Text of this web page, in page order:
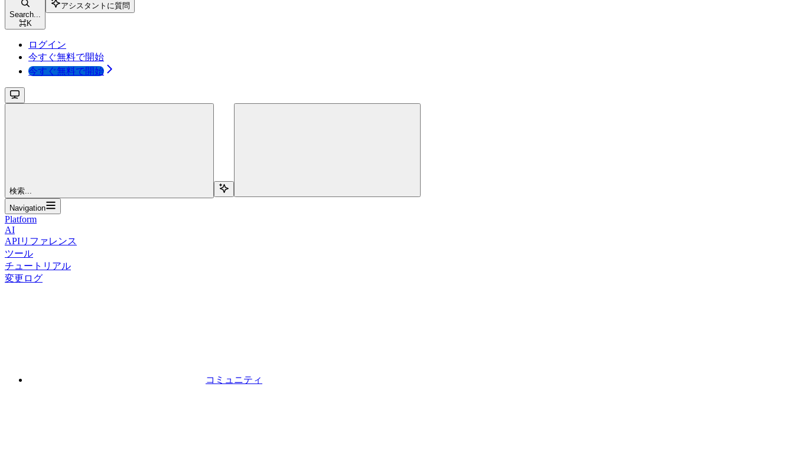
Search...
⌘K
アシスタントに質問
ログイン
今すぐ無料で開始
今すぐ無料で開始
検索...
Navigation
Platform
AI
APIリファレンス
ツール
チュートリアル
変更ログ
コミュニティ